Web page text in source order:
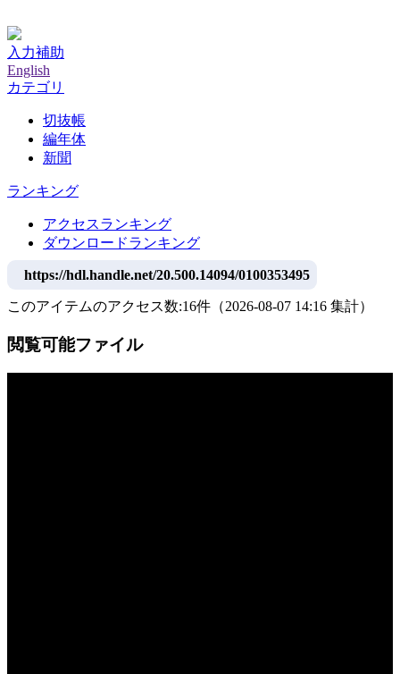
入力補助
English
カテゴリ
切抜帳
編年体
新聞
ランキング
アクセスランキング
ダウンロードランキング
https://hdl.handle.net/20.500.14094/0100353495
このアイテムのアクセス数:16件 （2026-08-07 14:16 集計）
閲覧可能ファイル